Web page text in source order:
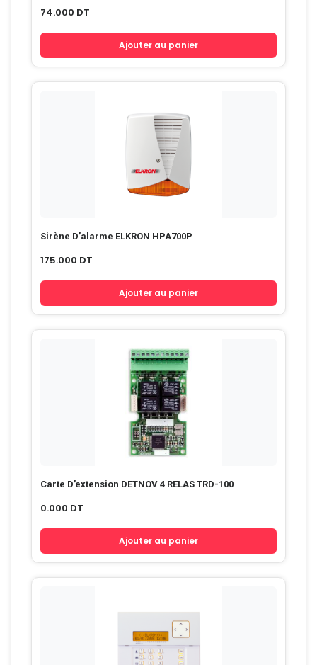
74.000 DT
Ajouter au panier
Sirène D’alarme ELKRON HPA700P
175.000 DT
Ajouter au panier
Carte D’extension DETNOV 4 RELAS TRD-100
0.000 DT
Ajouter au panier